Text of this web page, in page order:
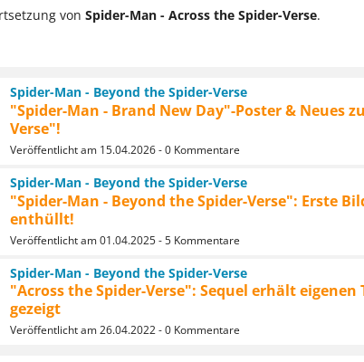
von Spider-Man - Across the Spider-Verse.
Spider-Man - Beyond the Spider-Verse
"Spider-Man - Brand New Day"-Poster & Neues
Verse"!
Veröffentlicht am 15.04.2026 - 0 Kommentare
Spider-Man - Beyond the Spider-Verse
"Spider-Man - Beyond the Spider-Verse": Erste
enthüllt!
Veröffentlicht am 01.04.2025 - 5 Kommentare
Spider-Man - Beyond the Spider-Verse
"Across the Spider-Verse": Sequel erhält
gezeigt
Veröffentlicht am 26.04.2022 - 0 Kommentare